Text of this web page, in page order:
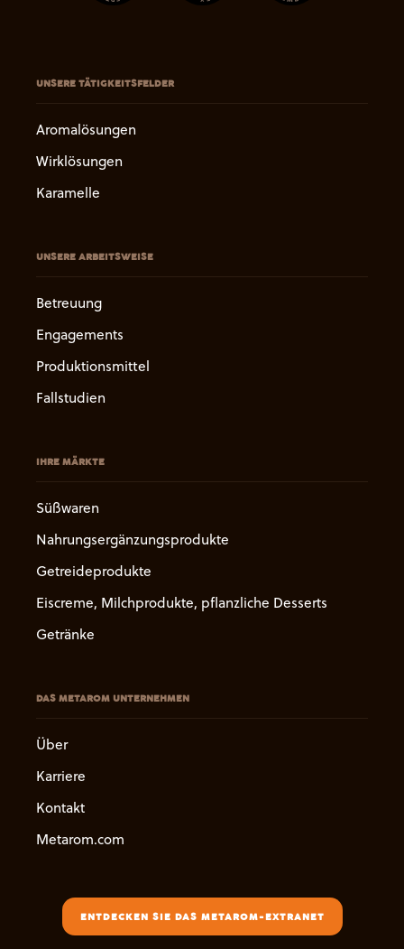
UNSERE TÄTIGKEITSFELDER
Aromalösungen
Wirklösungen
Karamelle
UNSERE ARBEITSWEISE
Betreuung
Engagements
Produktionsmittel
Fallstudien
IHRE MÄRKTE
Süßwaren
Nahrungsergänzungsprodukte
Getreideprodukte
Eiscreme, Milchprodukte, pflanzliche Desserts
Getränke
DAS METAROM UNTERNEHMEN
Über
Karriere
Kontakt
Metarom.com
ENTDECKEN SIE DAS METAROM-EXTRANET